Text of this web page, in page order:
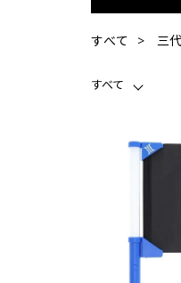
すべて 三
すべて